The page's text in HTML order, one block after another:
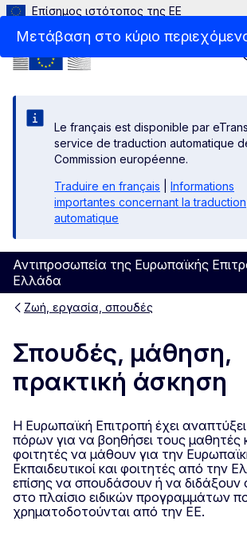
Μετάβαση στο κύριο
Επίσημος ιστότοπος της ΕΕ
Le français est disponible par
service de traduction automatique
Commission européenne.
Traduire en français
Informations
importantes concernant la traduction
automatique
Αντιπροσωπεία της Ευρωπαϊκής
Ελλάδα
Menu
Ζωή, εργασία, σπουδές
Σπουδές, μάθηση,
πρακτική άσκηση
Η Ευρωπαϊκή Επιτροπή έχει
πόρων για να βοηθήσει τους μαθητές
φοιτητές να μάθουν για την
Εκπαιδευτικοί και φοιτητές από την
επίσης να σπουδάσουν ή να διδάξουν
στο πλαίσιο ειδικών προγραμμάτων
χρηματοδοτούνται από την ΕΕ.